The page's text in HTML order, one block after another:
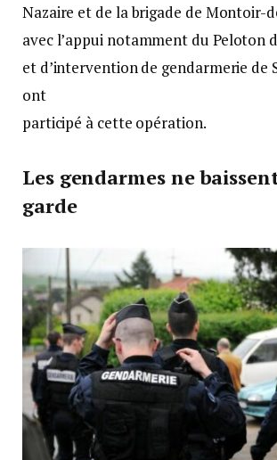
Nazaire et de la brigade de Montoir-
avec l’appui notamment du Peloton
et d’intervention de gendarmerie de
ont
participé à cette opération.
Les gendarmes ne
garde